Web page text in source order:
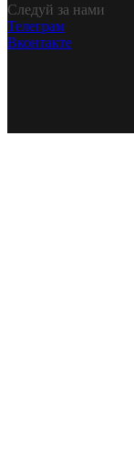
Следуй за нами
Телеграм
Вконтакте